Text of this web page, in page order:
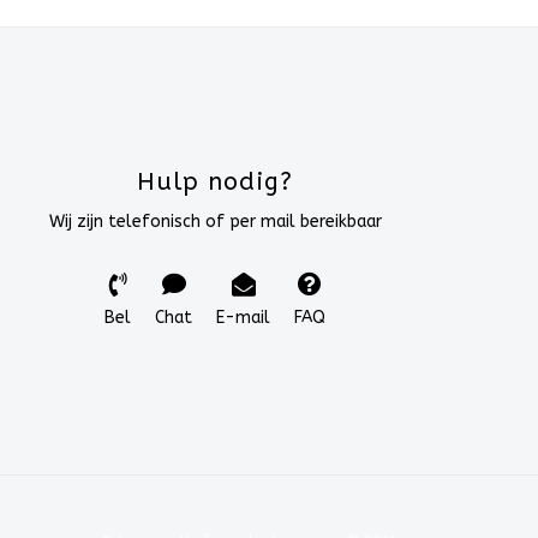
Hulp nodig?
Wij zijn telefonisch of per mail bereikbaar
Bel Chat E-mail FAQ